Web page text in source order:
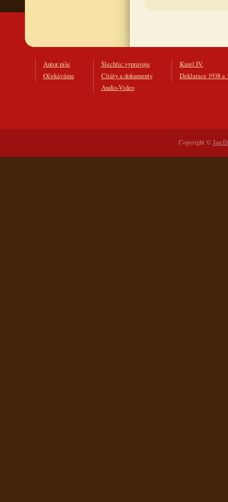
Autor píše
Očekáváme
Šlechtic vypravuje
Citáty a dokumenty
Audio-Video
Karel IV.
Deklarace 1938 a
Copyright ©Jan